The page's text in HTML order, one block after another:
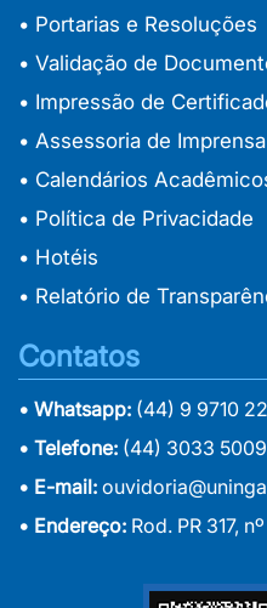
• Portarias e Resoluções
• Validação de
• Impressão de
• Assessoria de Imprensa
• Calendários
• Política de Privacidade
• Hotéis
• Relatório de
Contatos
• Whatsapp: (44) 9 9710
• Telefone: (44) 3033 5009
• E-mail:
• Endereço: Rod. PR 317,